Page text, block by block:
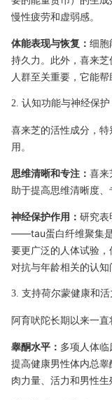
慢性疲劳和虚弱感。
体能表现与恢复： 细胞
持久力。此外，喜来
人群至关重要，它能帮
2. 认知功能与神经保护
喜来芝的活性成分，
用。
思维清晰和专注： 喜来
助于提高思维清晰度、
神经保护作用： 研究表
——tau蛋白纤维聚集是
要更广泛的人体试验
对抗与年龄相关的认知
3. 支持荷尔蒙健康和活
阿育吠陀长期以来一直
睾酮水平： 多项人体
提高健康男性体内总
肉力量、活力和男性生